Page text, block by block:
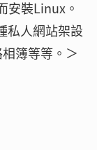
安裝Linux。
私人網站架設
簿等等。＞